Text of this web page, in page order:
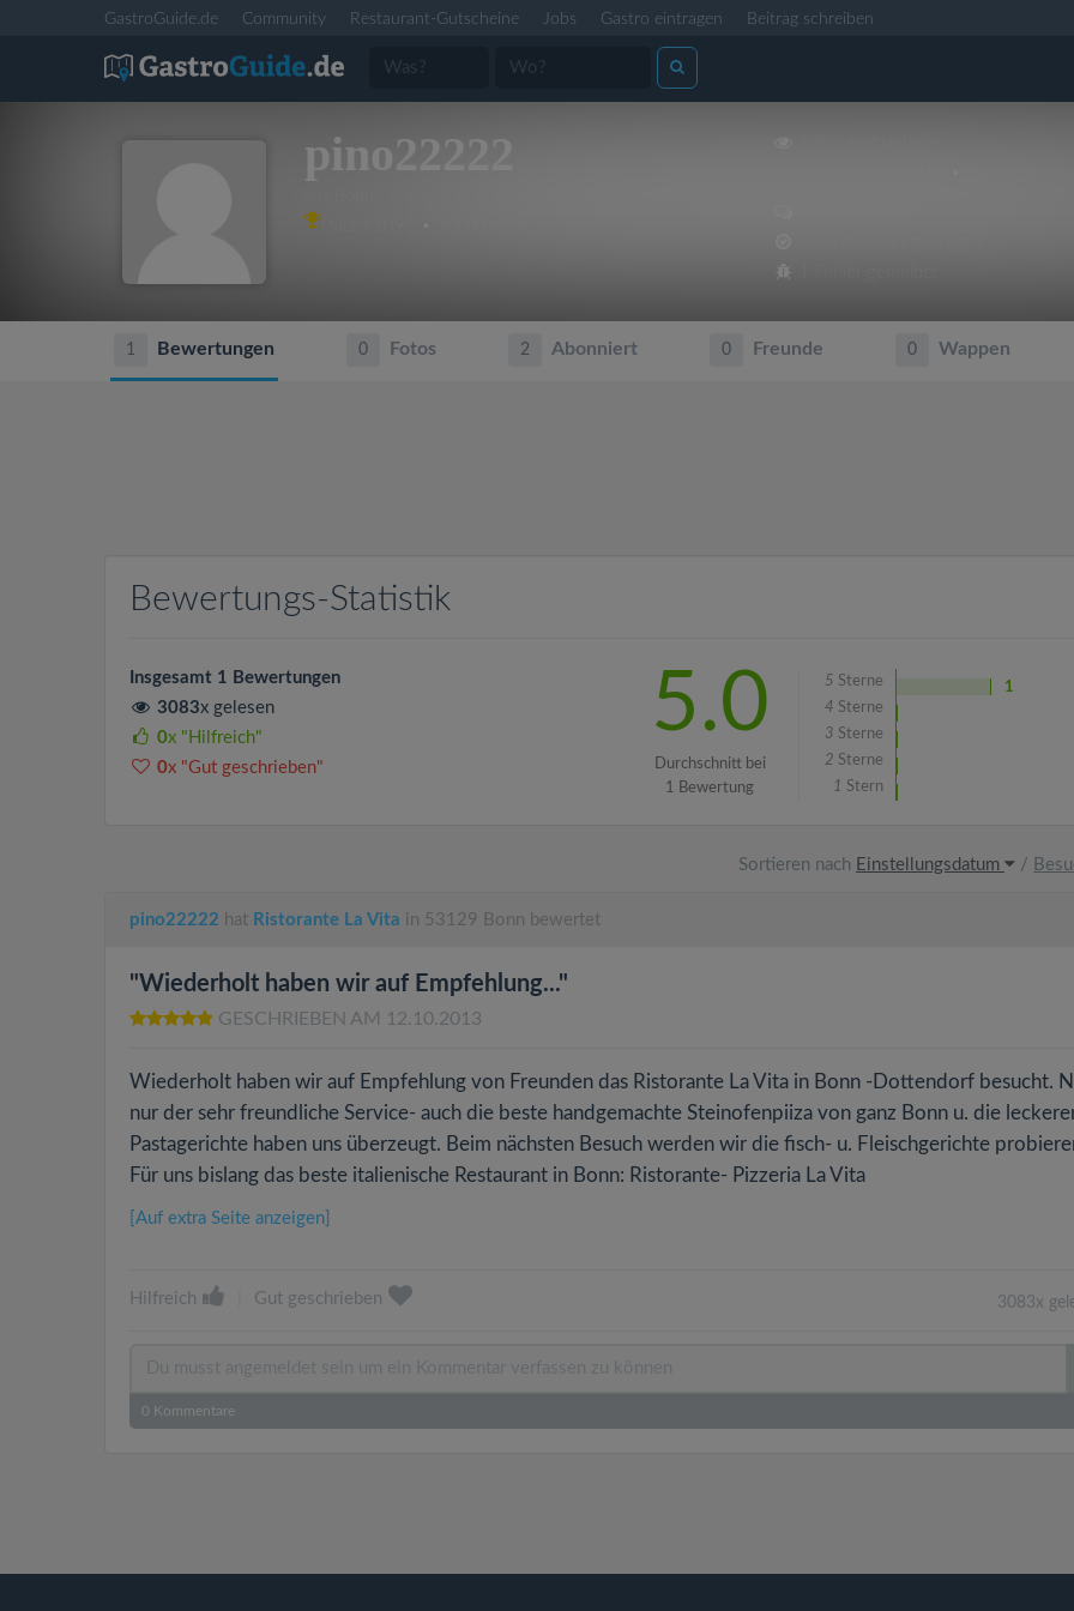
GastroGuide.de Community Restaurant-Gutscheine Jobs Gastro eintragen Beitrag schreiben
pino22222
1 Bewertungen 0 Fotos 2 Abonniert 0 Freunde 0 Wappen
Bewertungs-Statistik
Insgesamt 1 Bewertungen
3083x gelesen
0x "Hilfreich"
0x "Gut geschrieben"
5.0
Durchschnitt bei
1 Bewertung
5 Sterne
1
4 Sterne
3 Sterne
2 Sterne
1 Stern
Sortieren nach Einstellungsdatum /
pino22222 hat Ristorante La Vita in 53129 Bonn bewertet
"Wiederholt haben wir auf Empfehlung..."
GESCHRIEBEN AM 12.10.2013
Wiederholt haben wir auf Empfehlung von Freunden das Ristorante La Vita in Bonn -Dottendorf besucht.
nur der sehr freundliche Service- auch die beste handgemachte Steinofenpiiza von ganz Bonn u. die
Pastagerichte haben uns überzeugt. Beim nächsten Besuch werden wir die fisch- u. Fleischgerichte
Für uns bislang das beste italienische Restaurant in Bonn: Ristorante- Pizzeria La Vita
[Auf extra Seite anzeigen]
Hilfreich Gut geschrieben 3083x
0 Kommentare